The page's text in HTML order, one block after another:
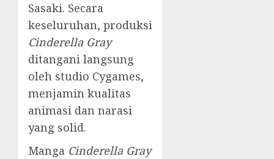
Sasaki. Secara
keseluruhan, produksi
Cinderella Gray
ditangani langsung
oleh studio Cygames,
menjamin kualitas
animasi dan narasi
yang solid.
Manga Cinderella Gray